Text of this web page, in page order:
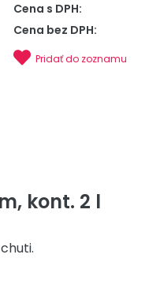
Cena s DPH:
Cena bez DPH:
Pridať do zoznamu
kont. 2 l